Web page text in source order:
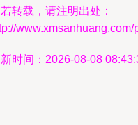
转载，请注明出处：
www.xmsanhuang.com/
时间：2026-08-08